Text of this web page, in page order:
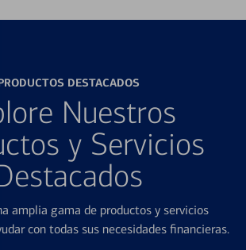
DESTACADOS
Nuestros
y Servicios
amplia gama de productos y servicios
con todas sus necesidades financieras.